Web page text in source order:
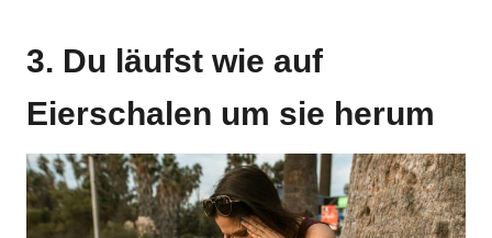
3. Du läufst wie auf
Eierschalen um sie herum